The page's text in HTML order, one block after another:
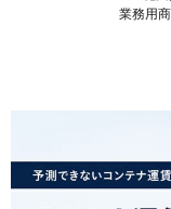
業務用